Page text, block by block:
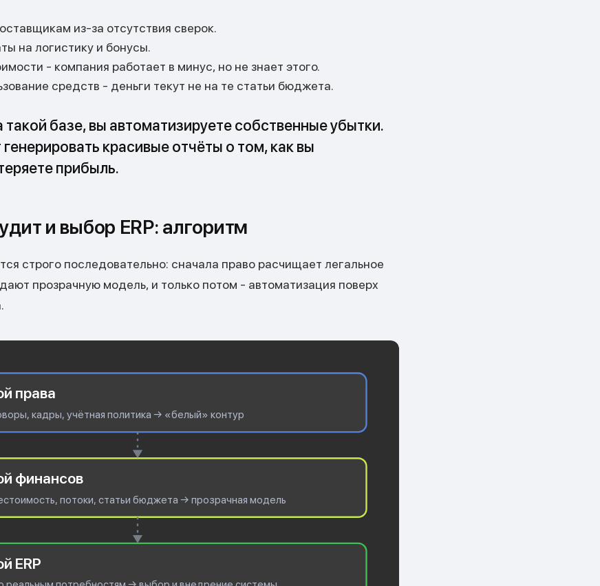
из-за отсутствия сверок.
на логистику и бонусы.
- компания работает в минус, но не знает этого.
средств - деньги текут не на те статьи бюджета.
такой базе, вы автоматизируете собственные убытки.
красивые отчёты о том, как вы
прибыль.
и выбор ERP: алгоритм
строго последовательно: сначала право расчищает легальное
прозрачную модель, и только потом - автоматизация поверх
права
кадры, учётная политика → «белый» контур
финансов
потоки, статьи бюджета → прозрачная модель
ERP